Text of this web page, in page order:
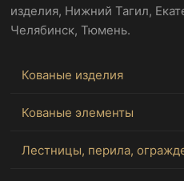
изделия, Нижний Тагил,
Челябинск, Тюмень.
Кованые изделия
Кованые элементы
Лестницы, перила,